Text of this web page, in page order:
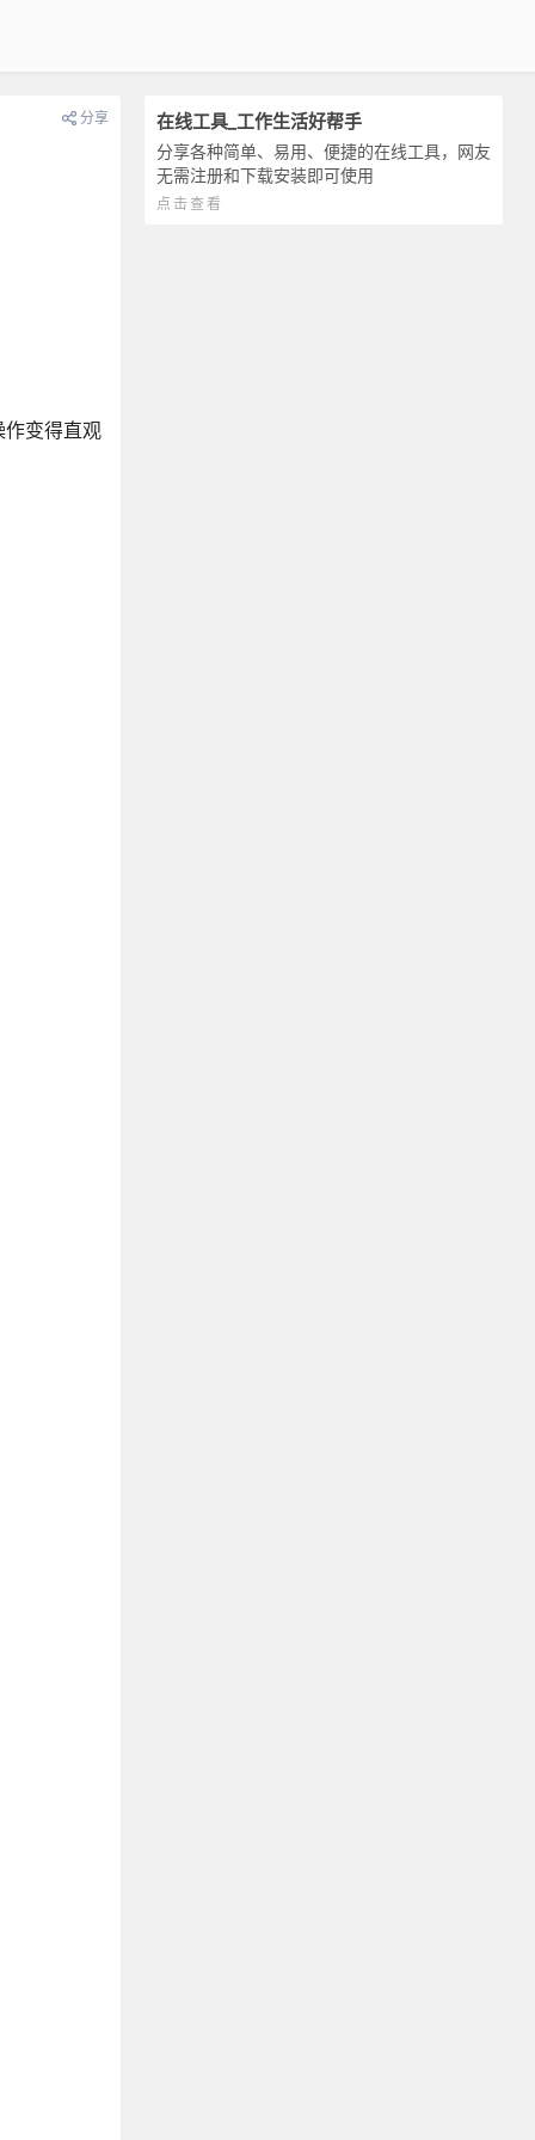
在线工具_工作生活好帮手
分享各种简单、易用、便捷的在线工具，网友
无需注册和下载安装即可使用
点击查看
分享
变得直观